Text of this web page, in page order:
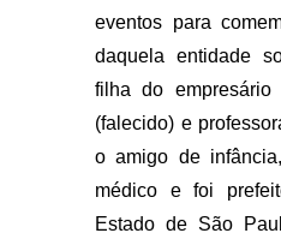
eventos para
daquela entidade
filha do
(falecido) e
o amigo de
médico e foi
Estado de São